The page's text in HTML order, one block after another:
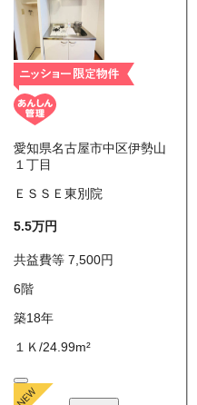
愛知県名古屋市中区伊勢山
１丁目
ＥＳＳＥ東別院
5.5万円
共益費等7,500円
6階
築18年
１Ｋ/24.99m²